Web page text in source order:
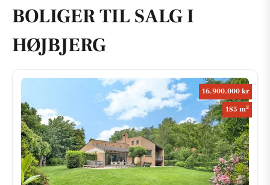
BOLIGER TIL SALG I
HØJBJERG
16.900.000 kr
185 m2